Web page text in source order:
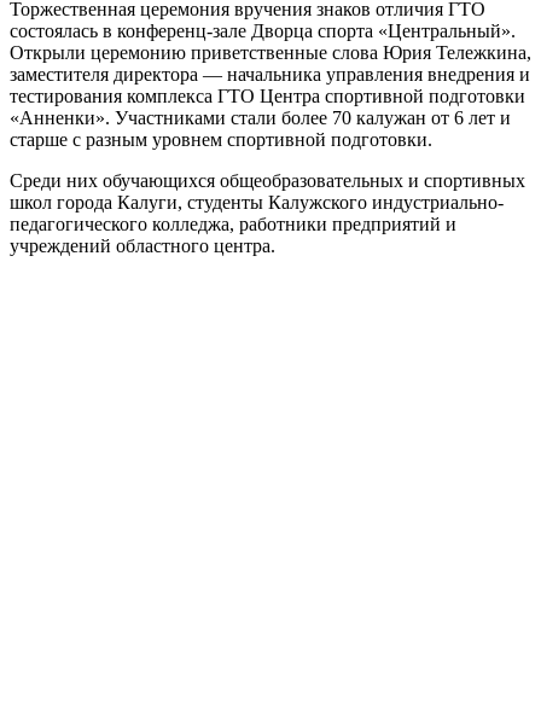
Торжественная церемония вручения знаков отличия ГТО
состоялась в конференц-зале Дворца спорта «Центральный».
Открыли церемонию приветственные слова Юрия Тележкина,
заместителя директора — начальника управления внедрения и
тестирования комплекса ГТО Центра спортивной подготовки
«Анненки». Участниками стали более 70 калужан от 6 лет и
старше с разным уровнем спортивной подготовки.
Среди них обучающихся общеобразовательных и спортивных
школ города Калуги, студенты Калужского индустриально-
педагогического колледжа, работники предприятий и
учреждений областного центра.